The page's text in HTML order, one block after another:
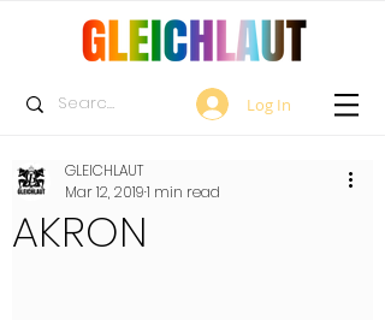
Log In
AKRON
GLEICHLAUT
Mar 12, 20191 min read